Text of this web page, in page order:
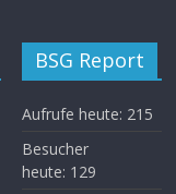
BSG Report
Aufrufe heute: 215
Besucher
heute: 129